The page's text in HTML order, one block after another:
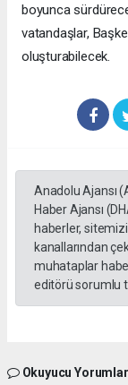
boyunca
vatandaşlar,
oluşturabilecek.
Anadolu Ajansı
Haber Ajansı
haberler,
kanallarından
muhataplar
editörü sorumlu
Okuyucu